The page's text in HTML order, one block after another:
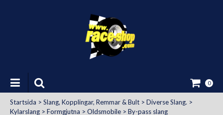
0
Startsida > Slang, Kopplingar, Remmar & Bult > Diverse Slang. >
Kylarslang > Formgjutna > Oldsmobile > By-pass slang